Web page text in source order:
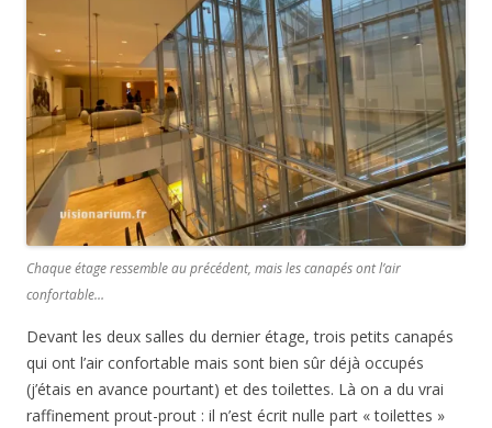
Chaque étage ressemble au précédent, mais les canapés ont l’air
confortable…
Devant les deux salles du dernier étage, trois petits canapés
qui ont l’air confortable mais sont bien sûr déjà occupés
(j’étais en avance pourtant) et des toilettes. Là on a du vrai
raffinement prout-prout : il n’est écrit nulle part « toilettes »